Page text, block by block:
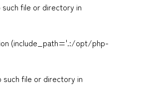
file or directory in
(include_path='.:/opt/php-
file or directory in